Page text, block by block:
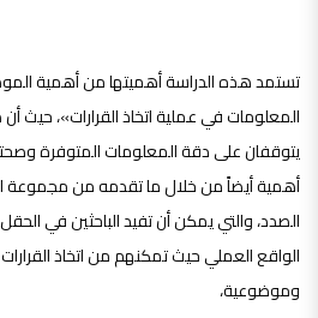
تستمد هذه الدراسة أهميتها من أهمية
المعلومات في عملية اتخاذ القرارات»، حيث
يتوقفان على دقة المعلومات المتوفرة
أهمية أيضاً من خلال ما تقدمه من مجموعة
الصدد، والتي يمكن أن تفيد الباحثين في
الواقع العملي حيث تمكنهم من اتخاذ
وموضوعية،